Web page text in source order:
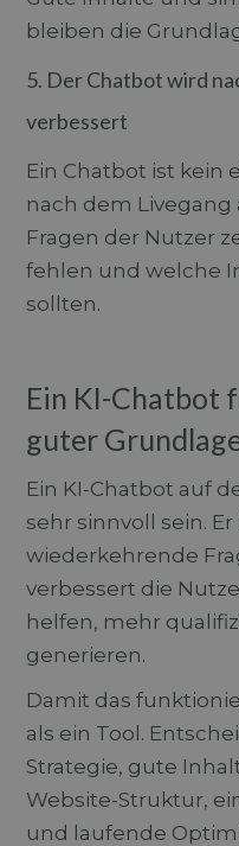
bleiben die
5. Der Chatbot wird
verbessert
Ein Chatbot ist kein
nach dem Livegang
Fragen der Nutzer
fehlen und welche
sollten.
Ein KI-Chatbot
guter
Ein KI-Chatbot auf
sehr sinnvoll sein.
wiederkehrende
verbessert die
helfen, mehr
generieren.
Damit das
als ein Tool.
Strategie, gute
Website-Struktur,
und laufende